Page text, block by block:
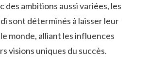
des ambitions aussi variées, les
sont déterminés à laisser leur
monde, alliant les influences
visions uniques du succès.